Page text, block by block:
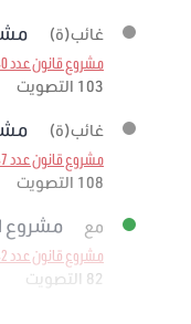
غائب(ة)
مشروع قانون عدد 2018/40
103 التصويت
غائب(ة)
مشروع قانون عدد 2018/47
108 التصويت
مع مشروع
مشروع قانون عدد 2019/42
82 التصويت